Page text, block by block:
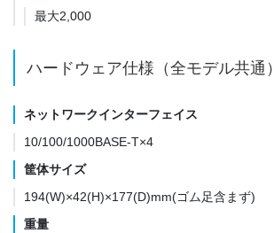
最大2,000
ハードウェア仕様（全モデル共通）
ネットワークインターフェイス
10/100/1000BASE-T×4
筐体サイズ
194(W)×42(H)×177(D)mm(ゴム足含まず)
重量